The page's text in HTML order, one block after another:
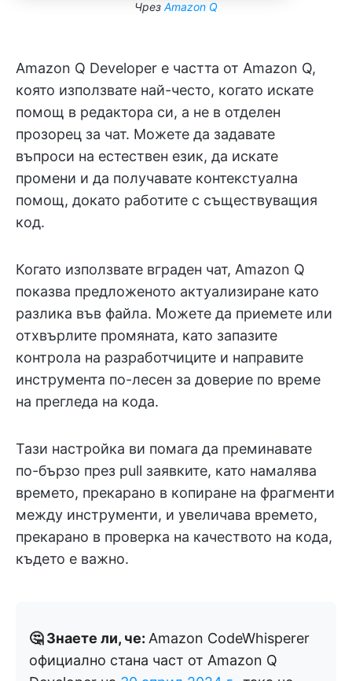
Чрез Amazon Q
Amazon Q Developer е частта от Amazon Q,
която използвате най-често, когато искате
помощ в редактора си, а не в отделен
прозорец за чат. Можете да задавате
въпроси на естествен език, да искате
промени и да получавате контекстуална
помощ, докато работите с съществуващия
код.
Когато използвате вграден чат, Amazon Q
показва предложеното актуализиране като
разлика във файла. Можете да приемете или
отхвърлите промяната, като запазите
контрола на разработчиците и направите
инструмента по-лесен за доверие по време
на прегледа на кода.
Тази настройка ви помага да преминавате
по-бързо през pull заявките, като намалява
времето, прекарано в копиране на фрагменти
между инструменти, и увеличава времето,
прекарано в проверка на качеството на кода,
където е важно.
🤔 Знаете ли, че: Amazon CodeWhisperer
официално стана част от Amazon Q